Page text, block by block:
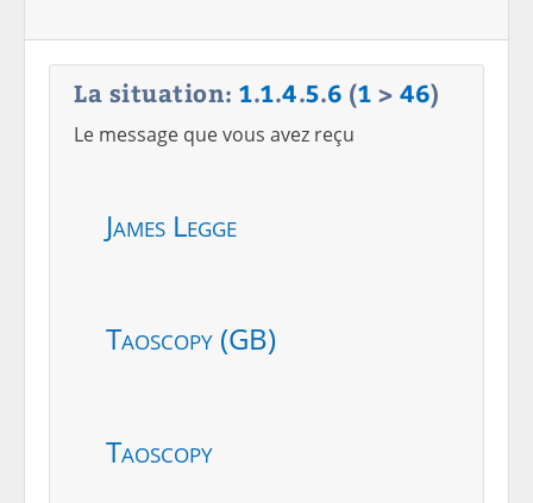
La situation: 1.1.4.5.6 (1 > 46)
Le message que vous avez reçu
James Legge
Taoscopy (GB)
Taoscopy